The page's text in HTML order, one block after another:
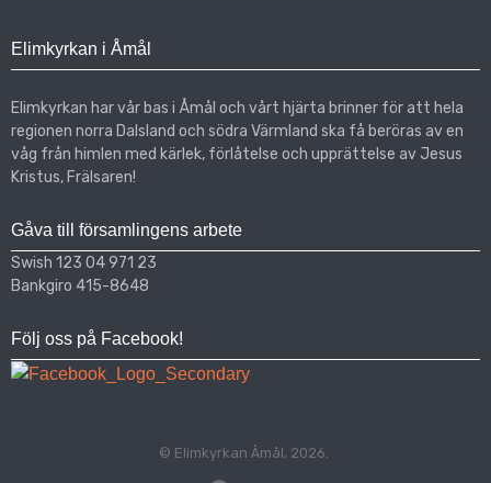
Elimkyrkan i Åmål
Elimkyrkan har vår bas i Åmål och vårt hjärta brinner för att hela
regionen norra Dalsland och södra Värmland ska få beröras av en
våg från himlen med kärlek, förlåtelse och upprättelse av Jesus
Kristus, Frälsaren!
Gåva till församlingens arbete
Swish 123 04 971 23
Bankgiro 415-8648
Följ oss på Facebook!
© Elimkyrkan Åmål, 2026.